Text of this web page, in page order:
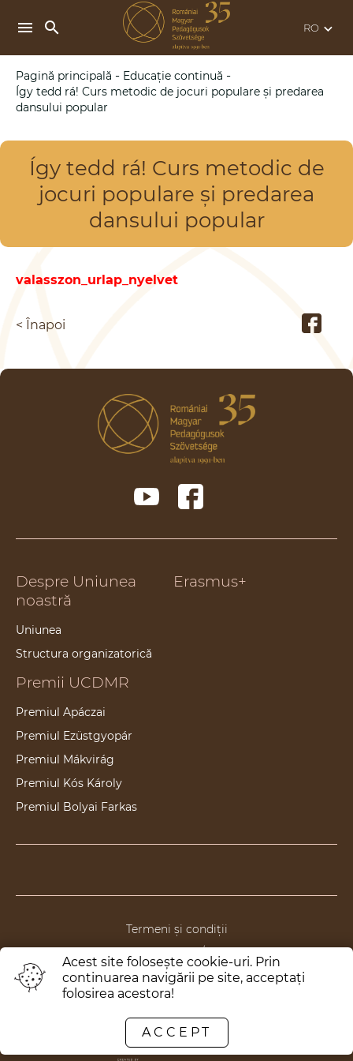
menu search keyboard_arrow_down
Pagină principală - Educație continuă -
Így tedd rá! Curs metodic de jocuri populare și predarea
dansului popular
Így tedd rá! Curs metodic de
jocuri populare și predarea
dansului popular
valasszon_urlap_nyelvet
< Înapoi
Despre Uniunea
noastră
Uniunea
Structura organizatorică
Erasmus+
Premii UCDMR
Premiul Apáczai
Premiul Ezüstgyopár
Premiul Mákvirág
Premiul Kós Károly
Premiul Bolyai Farkas
Termeni și condiții
Politica de anulare/returnare
Politica de confidențialitate
Politica de ONG
Toate drepturile rezervate © 2020
Acest site foloseşte cookie-uri. Prin
continuarea navigării pe site, acceptaţi
folosirea acestora!
ACCEPT